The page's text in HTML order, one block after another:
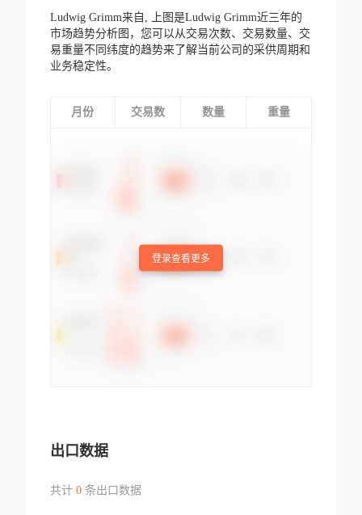
Ludwig Grimm来自,
上图是Ludwig Grimm近三年的
市场趋势分析图，您可以从交易次数、交易数量、交
易重量不同纬度的趋势来了解当前公司的采供周期和
业务稳定性。
月份 交易数 数量 重量
登录查看更多
出口数据
共计 0条出口数据